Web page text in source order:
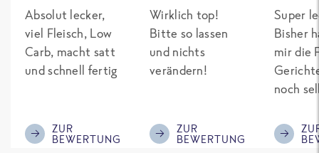
Absolut lecker,
viel Fleisch, Low
Carb, macht satt
und schnell fertig
ZUR
BEWERTUNG
Wirklich top!
Bitte so lassen
und nichts
verändern!
ZUR
BEWERTUNG
Super
Bisher
mir die
noch
Eiweiß.
was